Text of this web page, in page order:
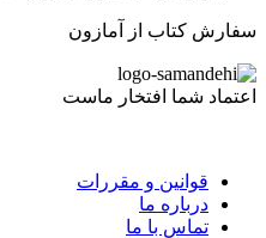
سفارش کتاب از آمازون
اعتماد شما افتخار ماست
قوانین و مقررات
درباره ما
تماس با ما